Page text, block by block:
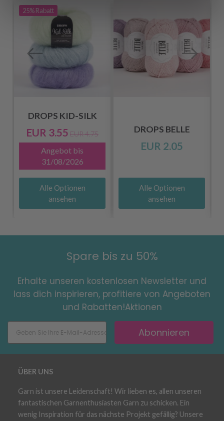
25%Rabatt
DROPS KID-SILK
EUR 3.55 EUR 4.75
Angebot bis
31/08/2026
Alle Optionen
ansehen
DROPS BELLE
EUR 2.05
Alle Optionen
ansehen
Spare bis zu 50%
Erhalte unseren kostenlosen Newsletter und
lass dich inspirieren, profitiere von Angeboten
und Rabatten!Aktionen
Abonnieren
ÜBER UNS
Garn ist unsere Leidenschaft! Wir lieben es, allen unseren
fantastischen Garnenthusiasten Garn zu schicken. Ein
wenig Inspiration für das nächste Projekt gefällig? Unsere